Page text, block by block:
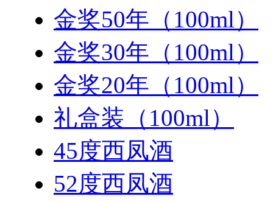
金奖50年（100ml）
金奖30年（100ml）
金奖20年（100ml）
礼盒装（100ml）
45度西凤酒
52度西凤酒